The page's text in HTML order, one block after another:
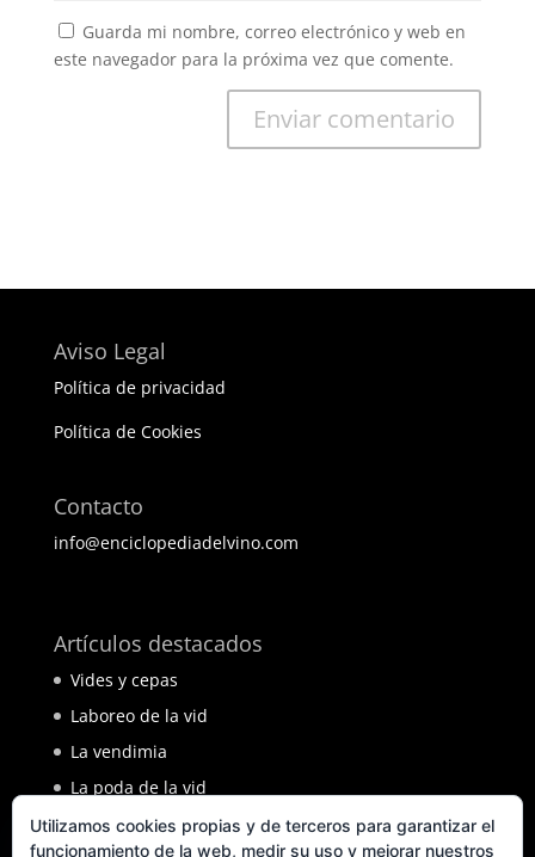
Guarda mi nombre, correo electrónico y web en
este navegador para la próxima vez que comente.
Aviso Legal
Política de privacidad
Política de Cookies
Contacto
info@enciclopediadelvino.com
Artículos destacados
Vides y cepas
Laboreo de la vid
La vendimia
La poda de la vid
Enfermedades de la vid
Utilizamos cookies propias y de terceros para garantizar el
funcionamiento de la web, medir su uso y mejorar nuestros